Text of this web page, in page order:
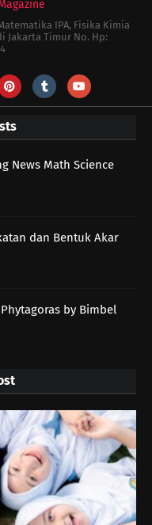
IPA, Fisika Kimia
Jakarta Timur No. Hp:
News Math Science
dan Bentuk Akar
by Bimbel